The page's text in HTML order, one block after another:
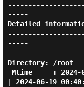
-----
Detailed
-----
Directory: /root
| 2024-06-19